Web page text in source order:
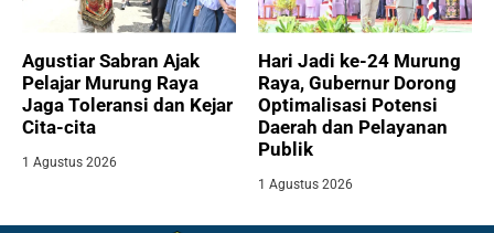
Agustiar Sabran Ajak
Pelajar Murung Raya
Jaga Toleransi dan Kejar
Cita-cita
1 Agustus 2026
Hari Jadi ke-24 Murung
Raya, Gubernur Dorong
Optimalisasi Potensi
Daerah dan Pelayanan
Publik
1 Agustus 2026